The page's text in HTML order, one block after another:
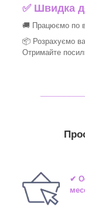
✅Швидка
🚚 Працюємо по
📦 Розрахуємо
Отримайте
✔